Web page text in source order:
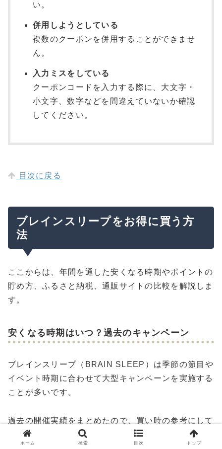
い。
併用しようとしている
複数のクーポンを併用することができませ
ん。
入力ミスをしている
クーポンコードを入力する際に、大文字・
小文字、数字などを間違えていないか確認
してください。
目次に戻る
ブレインスリープをお得に買う方
法
ここからは、年間を通した安くなる時期やポイントの
貯め方、ふるさと納税、通販サイトの比較を解説しま
す。
安くなる時期はいつ？過去のキャンペーン
ブレインスリープ（BRAIN SLEEP）は季節の節目や
イベント時期に合わせて大型キャンペーンを実施する
ことが多いです。
過去の開催実績をまとめたので、買い時の参考にして
みてください。
ホーム 検索 目次 トップ